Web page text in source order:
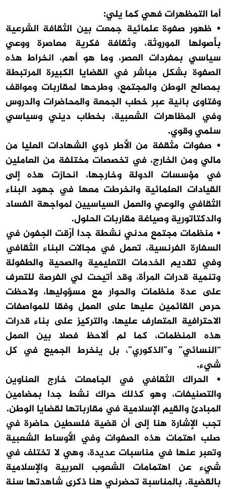
أما التمظهرات فهي كما يلي:
• ظهور صفوة علمائية جمعت بين الثقافة الشرعية
بأصولها الموروثة، وثقافة فكرية معاصرة ووعي
سياسي بمفردات العصر، وما هو أهم، انخراط هذه
الصفوة بشكل مباشر في القضايا الكبيرة المرتبطة
بمصالح الوطن والمجتمع، وطرحها لمقاربات ومواقف
وفتاوى بانية عبر خطب الجمعة والمحاضرات والدروس
وفي المظاهرات الشعبية، بخطاب ديني وسياسي
سلمي وقوي.
• صفوات مثقفة من الأطر ذوي الشهادات العليا من
مالي ومن الخارج، في تخصصات مختلفة من العاملين
في مؤسسات الدولة وخارجها، انحازت هذه إلى
القيادات العلمائية وانخرطت معها في جهود البناء
الثقافي والوعي والعمل السياسيين لمواجهة الفساد
والدكتاتورية وصياغة مقاربات الحلول.
• منظمات مجتمع مدني نشطة جدا أرّقت الجفون في
السفارة الفرنسية، تعمل في مجالات البناء الثقافي
وفي تقديم الخدمات التعليمية والصحية والطفولة
وتنمية قدرات المرأة، وقد أتيحت لي الفرصة للتعرف
على عدة منظمات والحوار مع مسؤوليها، ولاحظت
حرص القائمين عليها على العمل وفقا للمواصفات
الاحترافية المتعارف عليها، والتركيز على بناء قدرات
هذه المنظمات، كما لم ألاحظ فصلا بين العمل
“النسائي” و”الذكوري”، بل ينخرط الجميع في كل
شيء.
• الحراك الثقافي في الجامعات خارج العناوين
والتصنيفات، وهو كذلك حراك نشط جدا بمضامين
المبادئ والقيم الإسلامية في مقارباتها لقضايا الوطن.
تجب الإشارة هنا إلى أن قضية فلسطين حاضرة في
صلب اهتمات هذه الصفوات وفي الأوساط الشعبية
وتعبر عنها في مناسبات عديدة، وهي لا تختلف في
شيء عن اهتمامات الشعوب العربية والإسلامية
بالقضية. بالمناسبة تحضرني هنا ذكرى شاهدتها سنة